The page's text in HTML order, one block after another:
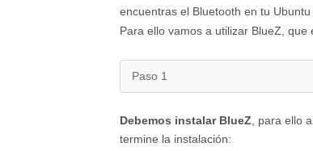
encuentras el Bluetooth en tu
Para ello vamos a utilizar BlueZ,
Paso 1
Debemos instalar BlueZ, para ello
termine la instalación: